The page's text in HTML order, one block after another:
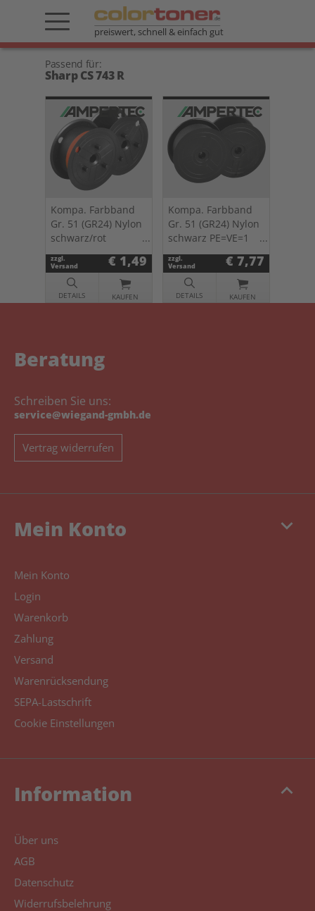
preiswert, schnell & einfach gut
Passend für:
Sharp CS 743 R
Kompa. Farbband
Gr. 51 (GR24) Nylon
schwarz/rot
PE=VE=1 St.
0051.04
zzgl.
Versand
€ 1,49
DETAILS KAUFEN
Kompa. Farbband
Gr. 51 (GR24) Nylon
schwarz PE=VE=1
St. 0051.03
zzgl.
Versand
€ 7,77
DETAILS KAUFEN
Beratung
Schreiben Sie uns:
service@wiegand-gmbh.de
Vertrag widerrufen
keyboard_arrow_down
Mein Konto
Mein Konto
Login
Warenkorb
Zahlung
Versand
Warenrücksendung
SEPA-Lastschrift
Cookie Einstellungen
keyboard_arrow_up
Information
Über uns
AGB
Datenschutz
Widerrufsbelehrung